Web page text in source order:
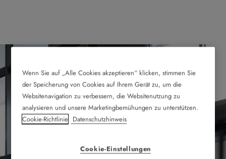
Wenn Sie auf „Alle Cookies akzeptieren“ klicken, stimmen Sie
der Speicherung von Cookies auf Ihrem Gerät zu, um die
Websitenavigation zu verbessern, die Websitenutzung zu
analysieren und unsere Marketingbemühungen zu unterstützen.
Cookie-Richtlinie Datenschutzhinweis
Cookie-Einstellungen